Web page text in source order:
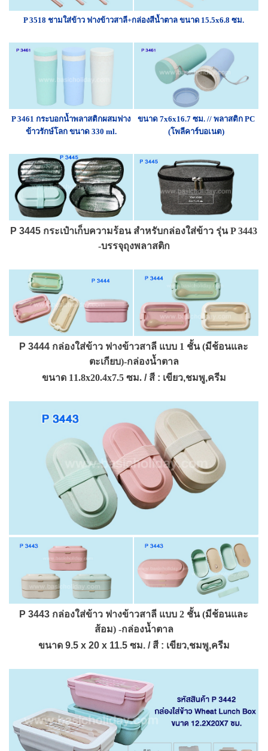
P 3518 ชามใส่ข้าว ฟางข้าวสาลี+กล่องสีน้ำตาล ขนาด 15.5x6.8 ซม.
P 3461 กระบอกน้ำพลาสติกผสมฟาง
ข้าวรักษ์โลก ขนาด 330 ml.
ขนาด7x6x16.7 ซม. //พลาสติก PC
(โพลีคาร์บอเนต)
P 3445 กระเป๋าเก็บความร้อน สำหรับกล่องใส่ข้าว รุ่น P 3443
-บรรจุถุงพลาสติก
P 3444 กล่องใส่ข้าว ฟางข้าวสาลี แบบ 1 ชั้น (มีช้อนและ
ตะเกียบ)-กล่องน้ำตาล
ขนาด 11.8x20.4x7.5 ซม. / สี : เขียว,ชมพู,ครีม
P 3443 กล่องใส่ข้าว ฟางข้าวสาลี แบบ 2 ชั้น (มีช้อนและ
ส้อม) -กล่องน้ำตาล
ขนาด 9.5 x 20 x 11.5 ซม. / สี : เขียว,ชมพู,ครีม